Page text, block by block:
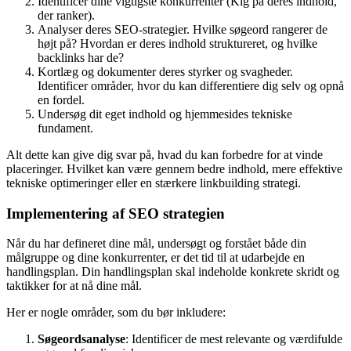
der ranker).
Analyser deres SEO-strategier. Hvilke søgeord rangerer de
højt på? Hvordan er deres indhold struktureret, og hvilke
backlinks har de?
Kortlæg og dokumenter deres styrker og svagheder.
Identificer områder, hvor du kan differentiere dig selv og opnå
en fordel.
Undersøg dit eget indhold og hjemmesides tekniske
fundament.
Alt dette kan give dig svar på, hvad du kan forbedre for at vinde
placeringer. Hvilket kan være gennem bedre indhold, mere effektive
tekniske optimeringer eller en stærkere linkbuilding strategi.
Implementering af SEO strategien
Når du har defineret dine mål, undersøgt og forstået både din
målgruppe og dine konkurrenter, er det tid til at udarbejde en
handlingsplan. Din handlingsplan skal indeholde konkrete skridt og
taktikker for at nå dine mål.
Her er nogle områder, som du bør inkludere:
Søgeordsanalyse: Identificer de mest relevante og værdifulde